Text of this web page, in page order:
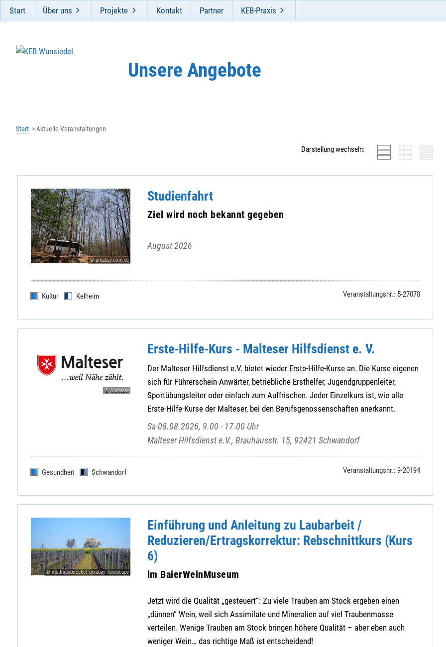
Start Über uns Projekte Kontakt Partner KEB-Praxis
Unsere Angebote
Start Aktuelle Veranstaltungen
Darstellung wechseln:
© pixabay.com.de
Studienfahrt
Ziel wird noch bekannt gegeben
August 2026
Kultur Kelheim Veranstaltungsnr.: 5-27078
© Malteser
Erste-Hilfe-Kurs - Malteser Hilfsdienst e. V.
Der Malteser Hilfsdienst e.V. bietet wieder Erste-Hilfe-Kurse an. Die Kurse eigenen
sich für Führerschein-Anwärter, betriebliche Ersthelfer, Jugendgruppenleiter,
Sportübungsleiter oder einfach zum Auffrischen. Jeder Einzelkurs ist, wie alle
Erste-Hilfe-Kurse der Malteser, bei den Berufsgenossenschaften anerkannt.
Sa 08.08.2026, 9.00 - 17.00 Uhr
Malteser Hilfsdienst e.V., Brauhausstr. 15, 92421 Schwandorf
Gesundheit Schwandorf Veranstaltungsnr.: 9-20194
© matthiasboeckel_pixabay_landscape
Einführung und Anleitung zu Laubarbeit /
Reduzieren/Ertragskorrektur: Rebschnittkurs (Kurs
6)
im BaierWeinMuseum
Jetzt wird die Qualität „gesteuert“: Zu viele Trauben am Stock ergeben einen
„dünnen“ Wein, weil sich Assimilate und Mineralien auf viel Traubenmasse
verteilen. Wenige Trauben am Stock bringen höhere Qualität – aber eben auch
weniger Wein… das richtige Maß ist entscheidend!